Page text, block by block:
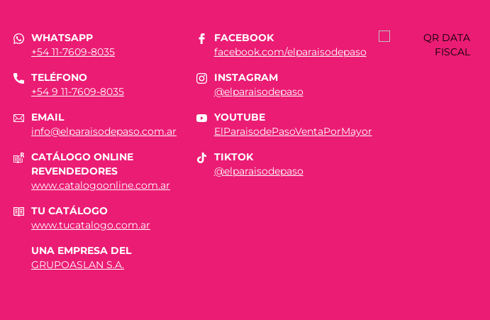
WHATSAPP
+54 11-7609-8035
TELÉFONO
+54 9 11-7609-8035
EMAIL
info@elparaisodepaso.com.ar
CATÁLOGO ONLINE
REVENDEDORES
www.catalogoonline.com.ar
TU CATÁLOGO
www.tucatalogo.com.ar
UNA EMPRESA DEL
GRUPOASLAN S.A.
FACEBOOK
facebook.com/elparaisodepaso
INSTAGRAM
@elparaisodepaso
YOUTUBE
ElParaisodePasoVentaPorMayor
TIKTOK
@elparaisodepaso